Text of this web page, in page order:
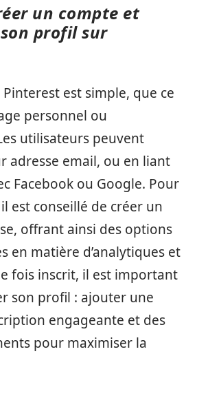
un compte et
profil sur
Pinterest est simple, que ce
personnel ou
utilisateurs peuvent
adresse email, ou en liant
Facebook ou Google. Pour
est conseillé de créer un
offrant ainsi des options
en matière d’analytiques et
fois inscrit, il est important
son profil : ajouter une
engageante et des
pour maximiser la